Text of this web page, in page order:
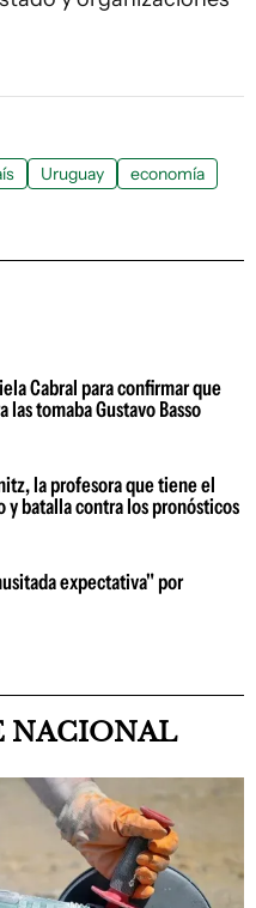
Uruguay
economía
Cabral para confirmar que
las tomaba Gustavo Basso
la profesora que tiene el
batalla contra los pronósticos
expectativa" por
NACIONAL